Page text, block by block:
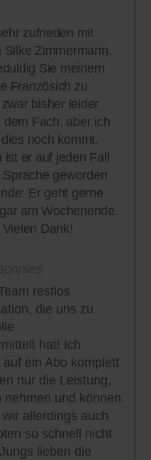
zufrieden mit
Zimmermann.
Sie meinem
Französich zu
bisher leider
Fach, aber ich
noch kommt.
er auf jeden Fall
geworden
Er geht gerne
am Wochenende.
Dank!
restlos
die uns zu
hat! Ich
ein Abo komplett
nur die Leistung,
nehmen und können
allerdings auch
so schnell nicht
lieben die